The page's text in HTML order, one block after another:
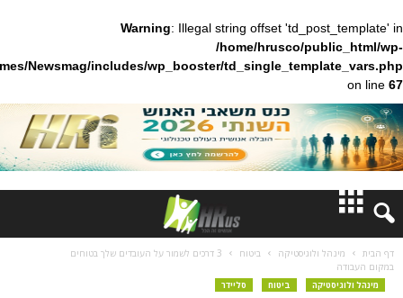
Warning: Illegal string offset
/home/hrusco/
content/themes/Newsmag/includes/wp_booster/
חדשות
ולוגיסטיקה ביטוח 3 דרכים לשמור על העובדים שלך בטוחים
ביטוח סליידר